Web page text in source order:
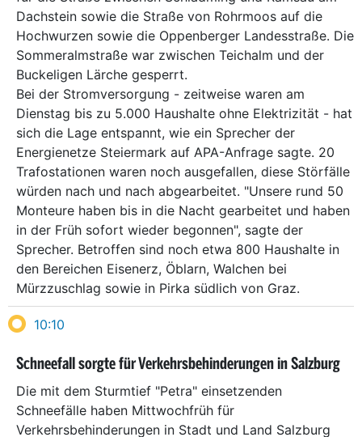
Dachstein sowie die Straße von Rohrmoos auf die
Hochwurzen sowie die Oppenberger Landesstraße. Die
Sommeralmstraße war zwischen Teichalm und der
Buckeligen Lärche gesperrt.
Bei der Stromversorgung - zeitweise waren am
Dienstag bis zu 5.000 Haushalte ohne Elektrizität - hat
sich die Lage entspannt, wie ein Sprecher der
Energienetze Steiermark auf APA-Anfrage sagte. 20
Trafostationen waren noch ausgefallen, diese Störfälle
würden nach und nach abgearbeitet. "Unsere rund 50
Monteure haben bis in die Nacht gearbeitet und haben
in der Früh sofort wieder begonnen", sagte der
Sprecher. Betroffen sind noch etwa 800 Haushalte in
den Bereichen Eisenerz, Öblarn, Walchen bei
Mürzzuschlag sowie in Pirka südlich von Graz.
10:10
Schneefall sorgte für Verkehrsbehinderungen in Salzburg
Die mit dem Sturmtief "Petra" einsetzenden
Schneefälle haben Mittwochfrüh für
Verkehrsbehinderungen in Stadt und Land Salzburg